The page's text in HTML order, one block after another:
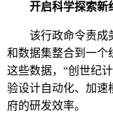
开启科学探索新
该行政命令责成
和数据集整合到一个
这些数据，“创世纪
验设计自动化、加速
府的研发效率。